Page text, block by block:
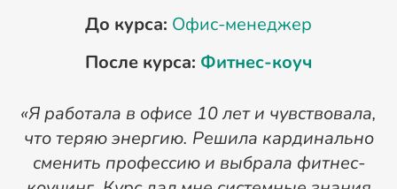
До курса: Офис-менеджер
После курса: Фитнес-коуч
«Я работала в офисе 10 лет и чувствовала,
что теряю энергию. Решила кардинально
сменить профессию и выбрала фитнес-